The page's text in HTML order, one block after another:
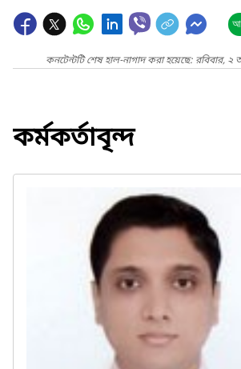
কনটেন্টটি শেষ হাল-নাগাদ করা হয়েছে:
কর্মকর্তাবৃন্দ